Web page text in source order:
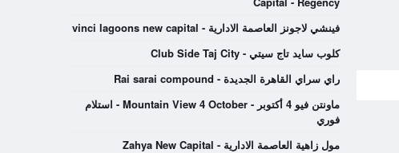
فينشي لاجونز العاصمة الادارية - vinci lagoons new capital
كلوب سايد تاج سيتي - Club Side Taj City
راي سراي القاهرة الجديدة - Rai sarai compound
ماونتن فيو 4 أكتوبر - Mountain View 4 October - استلام
فوري
مول زاهية العاصمة الادارية - Zahya New Capital